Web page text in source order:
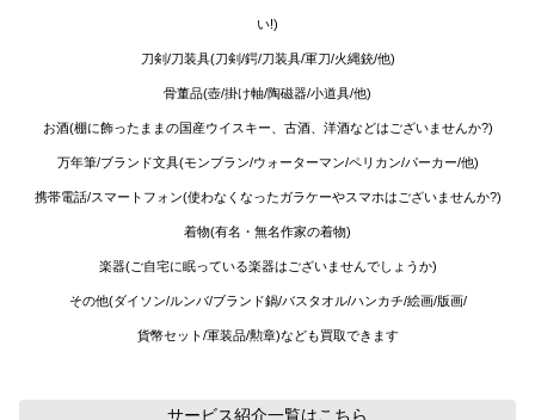
い!)
刀剣/刀装具(刀剣/鍔/刀装具/軍刀/火縄銃/他)
骨董品(壺/掛け軸/陶磁器/小道具/他)
お酒(棚に飾ったままの国産ウイスキー、古酒、洋酒などはございませんか?)
万年筆/ブランド文具(モンブラン/ウォーターマン/ペリカン/パーカー/他)
携帯電話/スマートフォン(使わなくなったガラケーやスマホはございませんか?)
着物(有名・無名作家の着物)
楽器(ご自宅に眠っている楽器はございませんでしょうか)
その他(ダイソン/ルンバ/ブランド鍋/バスタオル/ハンカチ/絵画/版画/
貨幣セット/軍装品/勲章)なども買取できます
サービス紹介一覧はこちら